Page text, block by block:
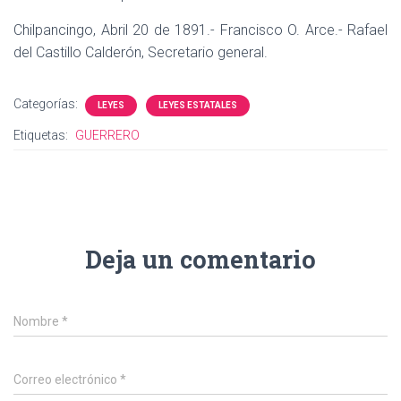
Chilpancingo, Abril 20 de 1891.- Francisco O. Arce.- Rafael
del Castillo Calderón, Secretario general.
Categorías: LEYES LEYES ESTATALES
Etiquetas: GUERRERO
Deja un comentario
Nombre *
Correo electrónico *